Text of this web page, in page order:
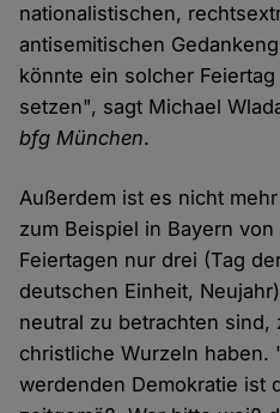
nationalistischen,
antisemitischen
könnte ein solcher
setzen", sagt Michael
bfg München.
Außerdem ist es nicht
zum Beispiel in Bayern
Feiertagen nur drei (Tag
deutschen Einheit,
neutral zu betrachten sind,
christliche Wurzeln haben.
werdenden Demokratie ist